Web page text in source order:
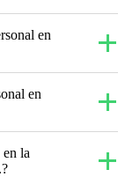
en
en
la